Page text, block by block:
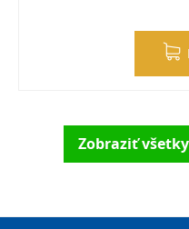
Zobraziť